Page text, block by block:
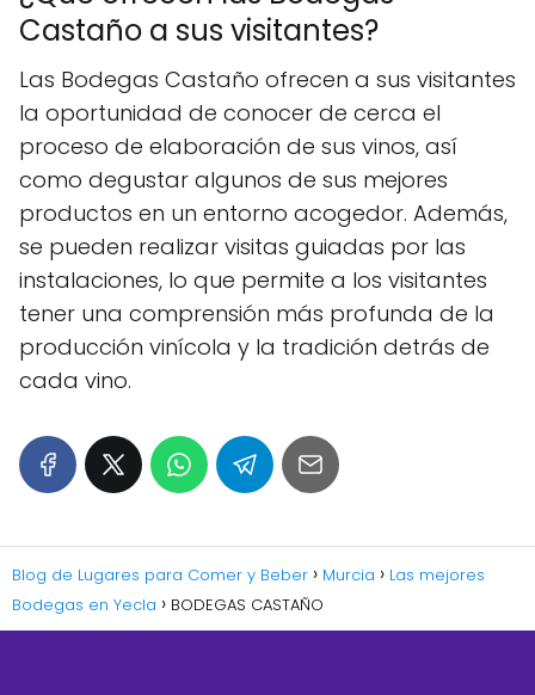
Castaño a sus visitantes?
Las Bodegas Castaño ofrecen a sus visitantes
la oportunidad de conocer de cerca el
proceso de elaboración de sus vinos, así
como degustar algunos de sus mejores
productos en un entorno acogedor. Además,
se pueden realizar visitas guiadas por las
instalaciones, lo que permite a los visitantes
tener una comprensión más profunda de la
producción vinícola y la tradición detrás de
cada vino.
Blog de Lugares para Comer y Beber Murcia
Las mejores
Bodegas en Yecla
BODEGAS CASTAÑO